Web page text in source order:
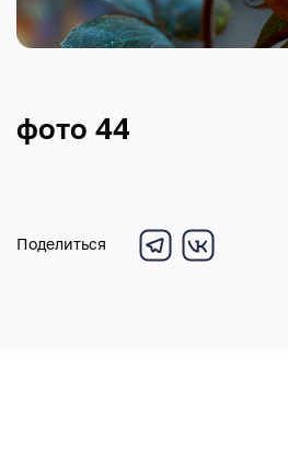
фото 44
Поделиться